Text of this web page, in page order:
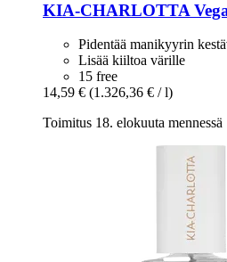
KIA-CHARLOTTA
Pidentää manikyyrin
Lisää kiiltoa värille
15 free
14,59 € (1.326,36 € / l)
Toimitus 18. elokuuta mennessä